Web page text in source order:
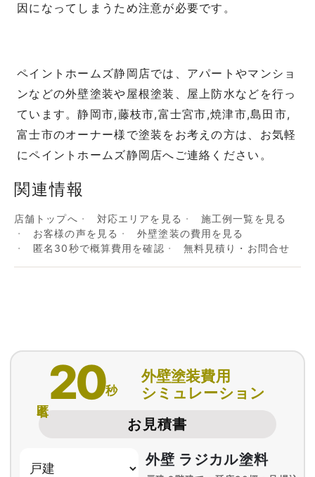
因になってしまうため注意が必要です。
ペイントホームズ静岡店では、アパートやマンショ
ンなどの外壁塗装や屋根塗装、屋上防水などを行っ
ています。静岡市,藤枝市,富士宮市,焼津市,島田市,
富士市のオーナー様で塗装をお考えの方は、お気軽
にペイントホームズ静岡店へご連絡ください。
関連情報
店舗トップへ 対応エリアを見る
施工例一覧を見る
お客様の声を見る
外壁塗装の費用を見る
匿名30秒で概算費用を確認
無料見積り・お問合せ
20秒
外壁塗装費用
シミュレーション
お見積書
外壁 ラジカル塗料